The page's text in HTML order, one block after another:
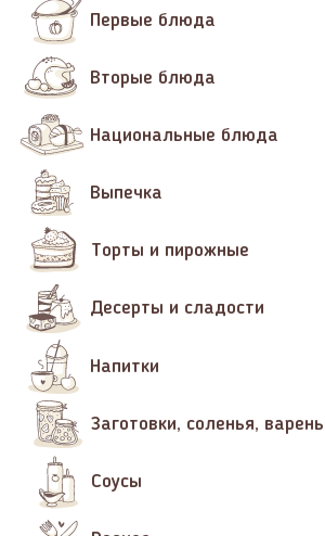
Первые блюда
Вторые блюда
Национальные блюда
Выпечка
Торты и пирожные
Десерты и сладости
Напитки
Заготовки, соленья,
Соусы